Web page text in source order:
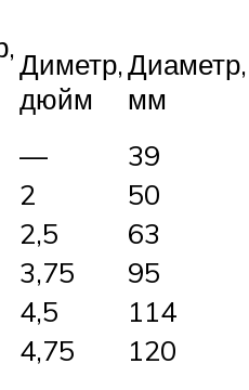
Диметр,
дюйм
Диаметр,
мм
—
39
2
50
2,5
63
3,75
95
4,5
114
4,75
120